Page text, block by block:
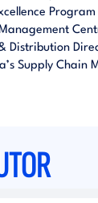
Distribution
Supply Chain